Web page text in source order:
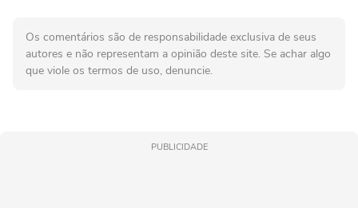
Os comentários são de responsabilidade exclusiva de seus
autores e não representam a opinião deste site. Se achar algo
que viole os termos de uso, denuncie.
PUBLICIDADE